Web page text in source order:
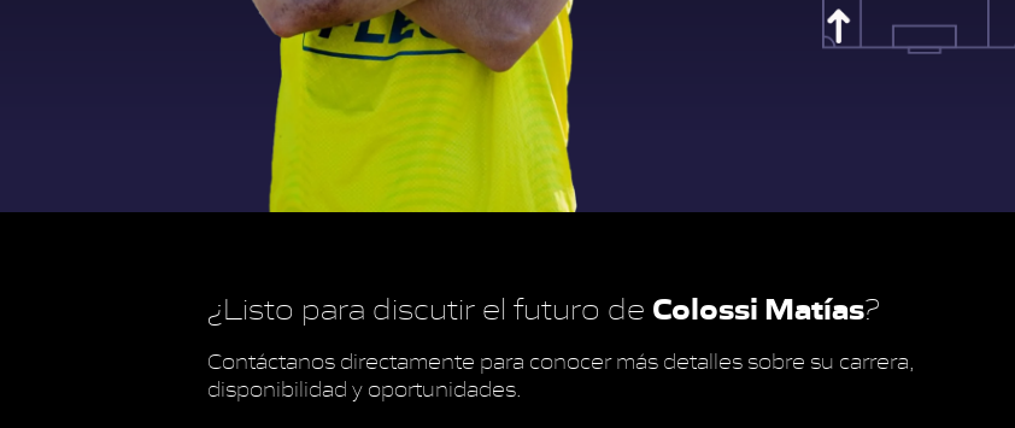
¿Listo para discutir el futuro de Colossi Matías?
Contáctanos directamente para conocer más detalles sobre su carrera,
disponibilidad y oportunidades.